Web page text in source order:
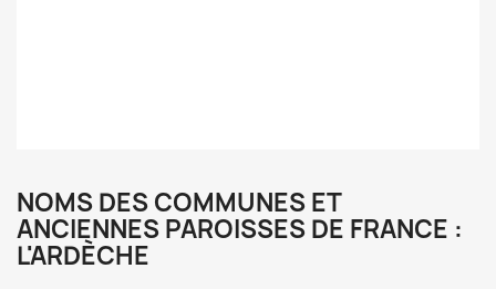
NOMS DES COMMUNES ET
ANCIENNES PAROISSES DE FRANCE :
L'ARDÈCHE